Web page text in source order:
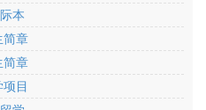
本
简章
简章
目